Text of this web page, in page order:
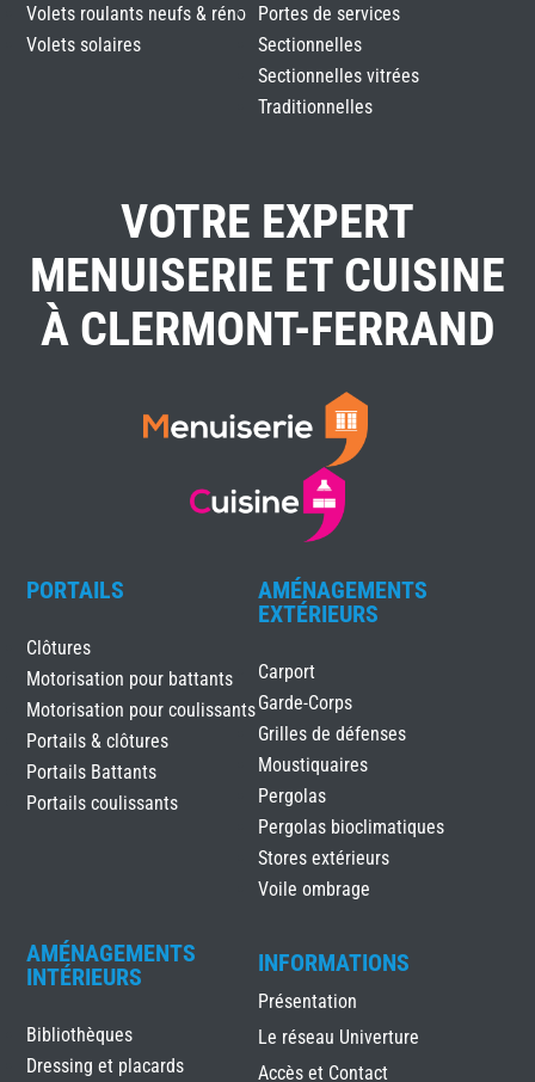
Volets roulants neufs & réno
Volets solaires
Portes de services
Sectionnelles
Sectionnelles vitrées
Traditionnelles
VOTRE EXPERT
MENUISERIE ET CUISINE
À CLERMONT-FERRAND
PORTAILS
Clôtures
Motorisation pour battants
Motorisation pour coulissants
Portails & clôtures
Portails Battants
Portails coulissants
AMÉNAGEMENTS
EXTÉRIEURS
Carport
Garde-Corps
Grilles de défenses
Moustiquaires
Pergolas
Pergolas bioclimatiques
Stores extérieurs
Voile ombrage
AMÉNAGEMENTS
INTÉRIEURS
Bibliothèques
Dressing et placards
INFORMATIONS
Présentation
Le réseau Univerture
Accès et Contact